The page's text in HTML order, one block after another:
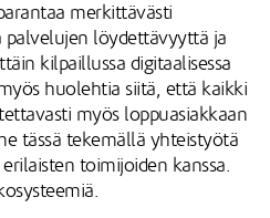
merkittävästi
löydettävyyttä ja
kilpaillussa digitaalisessa
huolehtia siitä, että kaikki
myös loppuasiakkaan
tässä tekemällä yhteistyötä
toimijoiden kanssa.